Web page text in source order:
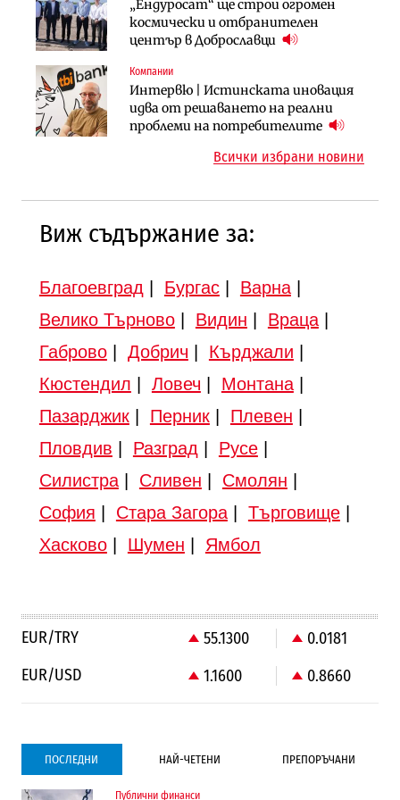
„Ендуросат“ ще строи огромен
космически и отбранителен
център в Доброславци
Компании
Интервю | Истинската иновация
идва от решаването на реални
проблеми на потребителите
„Хювефарма“ подписа договор за
придобиване на Euroapi Italy
Инфраструктура
АПИ възложи промяната на
парцеларния план за
След 20 години застой: Данъчните
оценки на имотите може да бъдат
Инфраструктура
Вторият мост над Варненското
езеро става част от бъдещата
Всички избрани новини
Виж съдържание за:
Благоевград Бургас| Варна|
Велико Търново| Видин Враца|
Габрово| Добрич Кърджали
Кюстендил
Ловеч Монтана|
Пазарджик| Перник| Плевен
Пловдив
Разград Русе|
Силистра| Сливен Смолян
София
Стара Загора| Търговище|
Хасково| Шумен Ямбол
EUR/TRY 55.1300
0.0181
EUR/USD
1.1600 0.8660
ПОСЛЕДНИ НАЙ-ЧЕТЕНИ ПРЕПОРЪЧАНИ
Публични финанси
Градоустройство
Компании